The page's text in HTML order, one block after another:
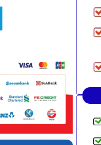
số lượng